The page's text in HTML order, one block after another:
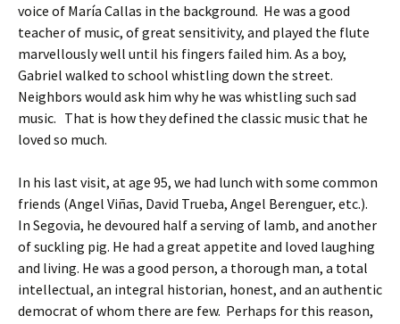
voice of María Callas in the background. He was a good
teacher of music, of great sensitivity, and played the flute
marvellously well until his fingers failed him. As a boy,
Gabriel walked to school whistling down the street.
Neighbors would ask him why he was whistling such sad
music. That is how they defined the classic music that he
loved so much.
In his last visit, at age 95, we had lunch with some common
friends (Angel Viñas, David Trueba, Angel Berenguer, etc.).
In Segovia, he devoured half a serving of lamb, and another
of suckling pig. He had a great appetite and loved laughing
and living. He was a good person, a thorough man, a total
intellectual, an integral historian, honest, and an authentic
democrat of whom there are few. Perhaps for this reason,